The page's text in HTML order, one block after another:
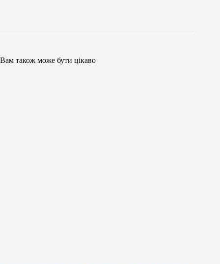
Вам також може бути цікаво